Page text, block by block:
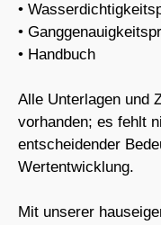
•
•
• Handbuch
Alle Unterlagen und
vorhanden; es fehlt
entscheidender
Wertentwicklung.
Mit unserer